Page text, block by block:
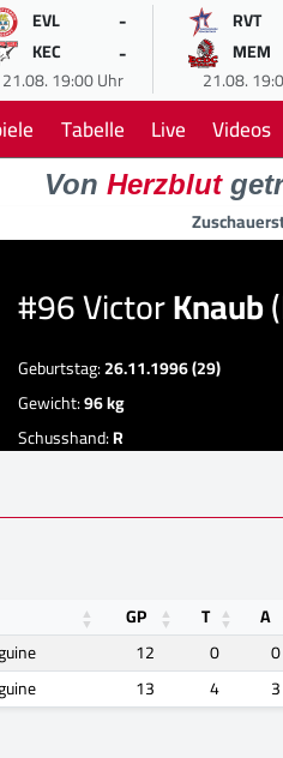
EVL -
KEC -
21.08. 19:00 Uhr
RVT
MEM
21.08.
Tabelle Live Videos
Von Herzblut
#96 VictorKnaub
Geburtstag:26.11.1996 (29)
Gewicht:96 kg
Schusshand:R
GP T A
12 0 0
13 4 3